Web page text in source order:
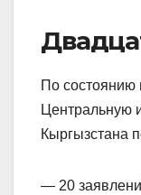
По состоянию
Центральную
Кыргызстана
— 20